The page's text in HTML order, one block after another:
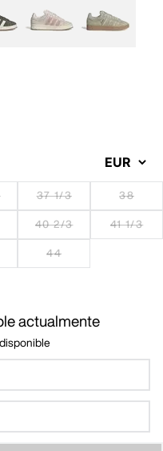
37 1/3 38
40 2/3 41 1/3
44
actualmente